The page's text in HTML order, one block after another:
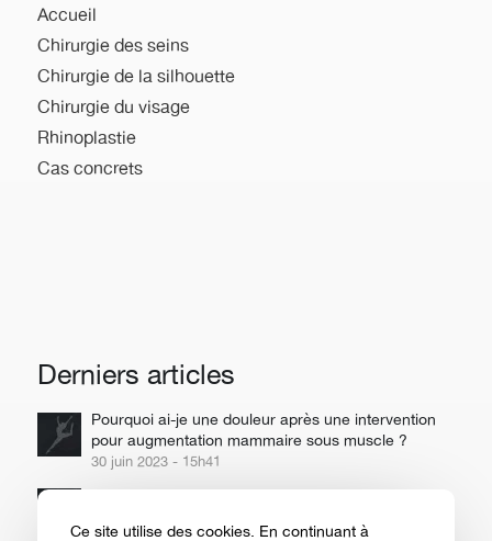
Accueil
Chirurgie des seins
Chirurgie de la silhouette
Chirurgie du visage
Rhinoplastie
Cas concrets
Derniers articles
Pourquoi ai-je une douleur après une intervention
pour augmentation mammaire sous muscle ?
30 juin 2023 - 15h41
Chirurgien plasticien pour une liposuccion
Ce site utilise des cookies. En continuant à